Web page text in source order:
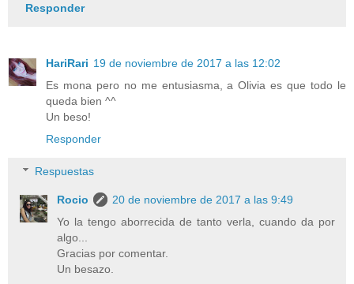
Responder
HariRari 19 de noviembre de 2017 a las 12:02
Es mona pero no me entusiasma, a Olivia es que todo le
queda bien ^^
Un beso!
Responder
Respuestas
Rocio
20 de noviembre de 2017 a las 9:49
Yo la tengo aborrecida de tanto verla, cuando da por
algo...
Gracias por comentar.
Un besazo.